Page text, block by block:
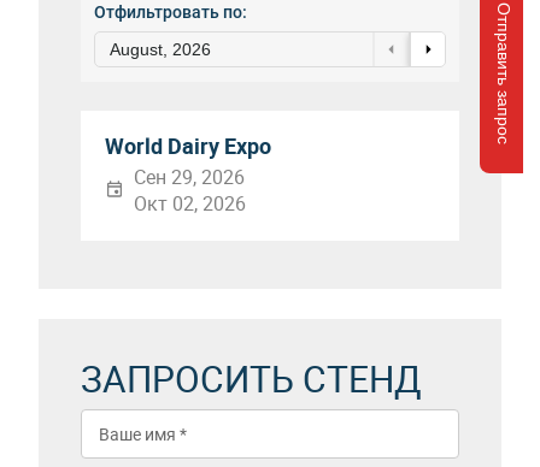
Отправить запрос
Отфильтровать по:
August, 2026
World Dairy Expo
Сен 29, 2026
Окт 02, 2026
ЗАПРОСИТЬ СТЕНД